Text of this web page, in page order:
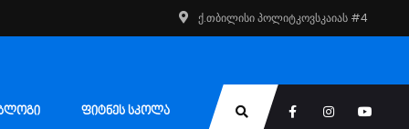
ქ.თბილისი პოლიტკოვსკაიას #4
ᲤᲘᲢᲜᲔᲡ ᲡᲙᲝᲚᲐ